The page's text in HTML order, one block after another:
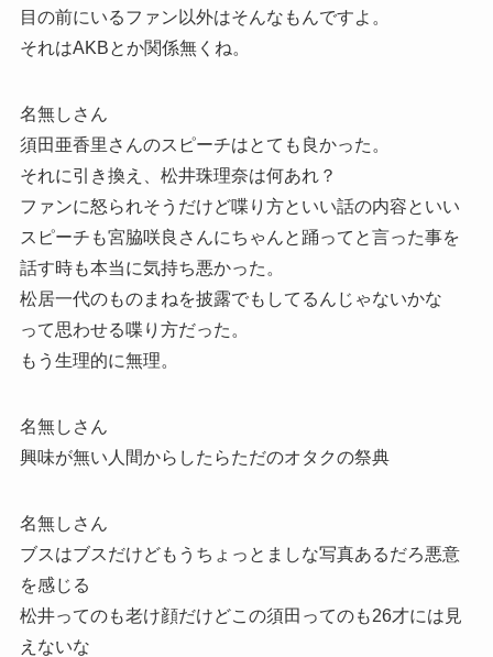
目の前にいるファン以外はそんなもんですよ。
それはAKBとか関係無くね。
名無しさん
須田亜香里さんのスピーチはとても良かった。
それに引き換え、松井珠理奈は何あれ？
ファンに怒られそうだけど喋り方といい話の内容といい
スピーチも宮脇咲良さんにちゃんと踊ってと言った事を
話す時も本当に気持ち悪かった。
松居一代のものまねを披露でもしてるんじゃないかな
って思わせる喋り方だった。
もう生理的に無理。
名無しさん
興味が無い人間からしたらただのオタクの祭典
名無しさん
ブスはブスだけどもうちょっとましな写真あるだろ悪意
を感じる
松井ってのも老け顔だけどこの須田ってのも26才には見
えないな